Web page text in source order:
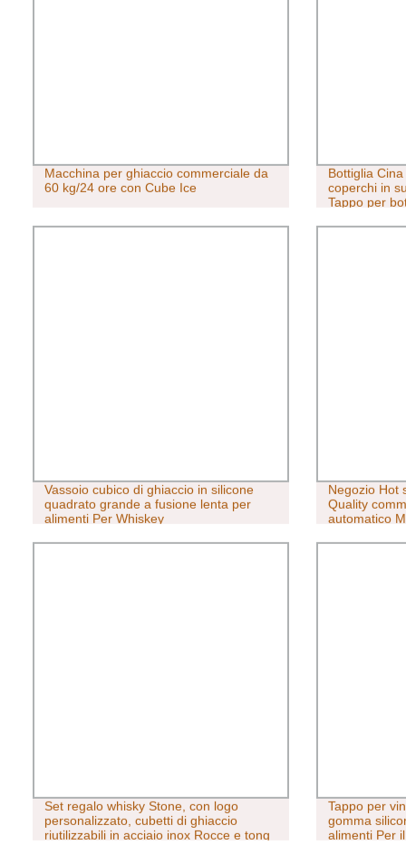
Macchina per ghiaccio commerciale da
60 kg/24 ore con Cube Ice
Bottiglia
coperchi in
Tappo per
Vassoio cubico di ghiaccio in silicone
quadrato grande a fusione lenta per
alimenti Per Whiskey
Negozio Hot
Quality
automatico
Set regalo whisky Stone, con logo
personalizzato, cubetti di ghiaccio
riutilizzabili in acciaio inox Rocce e tong
Tappo per
gomma
alimenti Per